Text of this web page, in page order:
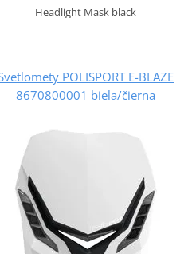
Headlight Mask black
POLISPORT E-BLAZE
8670800001 biela/čierna